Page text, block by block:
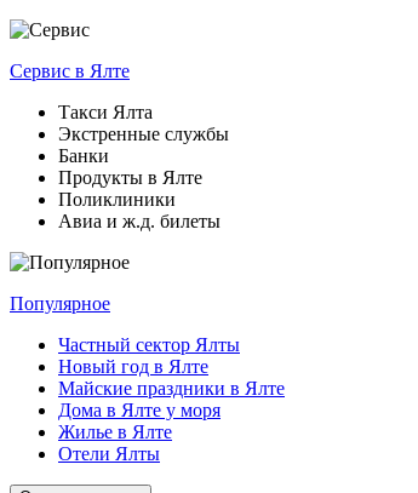
Сервис в Ялте
Такси Ялта
Экстренные службы
Банки
Продукты в Ялте
Поликлиники
Авиа и ж.д. билеты
Популярное
Частный сектор Ялты
Новый год в Ялте
Майские праздники в Ялте
Дома в Ялте у моря
Жилье в Ялте
Отели Ялты